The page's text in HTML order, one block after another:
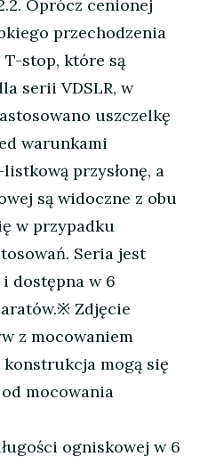
Oprócz cenionej
przechodzenia
stop, które są
serii VDSLR, w
uszczelkę
warunkami
przysłonę, a
są widoczne z obu
w przypadku
Seria jest
dostępna w 6
Zdjęcie
z mocowaniem
konstrukcja mogą się
mocowania
ogniskowej w 6